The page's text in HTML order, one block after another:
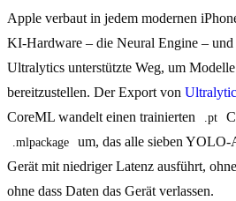
Apple verbaut in jedem modernen
KI-Hardware – die Neural Engine – und
Ultralytics unterstützte Weg, um
bereitzustellen. Der Export von
CoreML wandelt einen trainierten
.pt
.mlpackage
um, das alle sieben
Gerät mit niedriger Latenz ausführt,
ohne dass Daten das Gerät verlassen.